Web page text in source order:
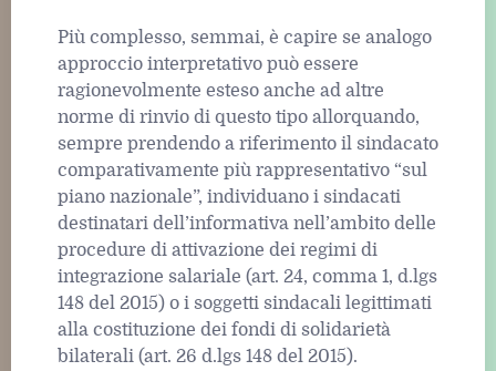
Più complesso, semmai, è capire se analogo
approccio interpretativo può essere
ragionevolmente esteso anche ad altre
norme di rinvio di questo tipo allorquando,
sempre prendendo a riferimento il sindacato
comparativamente più rappresentativo “sul
piano nazionale”, individuano i sindacati
destinatari dell’informativa nell’ambito delle
procedure di attivazione dei regimi di
integrazione salariale (art. 24, comma 1, d.lgs
148 del 2015) o i soggetti sindacali legittimati
alla costituzione dei fondi di solidarietà
bilaterali (art. 26 d.lgs 148 del 2015).